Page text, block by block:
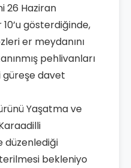
26 Haziran
gösterdiğinde,
er meydanını
pehlivanları
güreşe davet
Yaşatma ve
düzenlediği
bekleniyo